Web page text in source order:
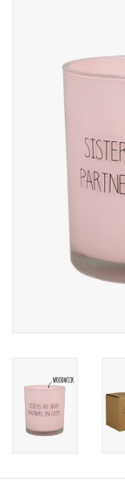
Kaarsen accessoires
Relatiegeschenken &